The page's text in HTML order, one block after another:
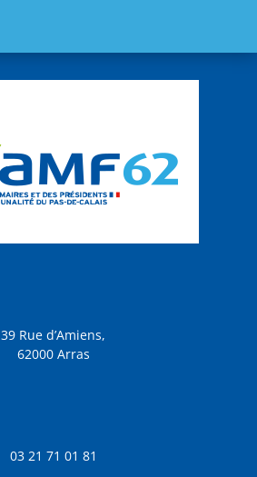
39 Rue d’Amiens,
62000 Arras
03 21 71 01 81